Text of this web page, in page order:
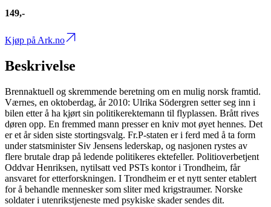
149,-
Kjøp på Ark.no
Beskrivelse
Brennaktuell og skremmende beretning om en mulig norsk framtid.
Værnes, en oktoberdag, år 2010: Ulrika Södergren setter seg inn i
bilen etter å ha kjørt sin politikerektemann til flyplassen. Brått rives
døren opp. En fremmed mann presser en kniv mot øyet hennes. Det
er et år siden siste stortingsvalg. Fr.P-staten er i ferd med å ta form
under statsminister Siv Jensens lederskap, og nasjonen rystes av
flere brutale drap på ledende politikeres ektefeller. Politioverbetjent
Oddvar Henriksen, nytilsatt ved PSTs kontor i Trondheim, får
ansvaret for etterforskningen. I Trondheim er et nytt senter etablert
for å behandle mennesker som sliter med krigstraumer. Norske
soldater i utenrikstjeneste med psykiske skader sendes dit.